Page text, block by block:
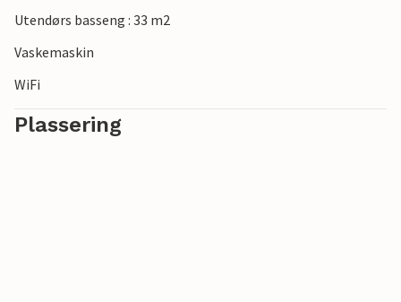
Utendørs basseng : 33 m2
Vaskemaskin
WiFi
Plassering